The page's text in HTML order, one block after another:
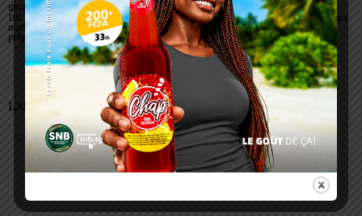
SWEDD+ Togo / ECOLE
DE LA CHANCE : les
maitres-artisans se
préparent à transmettre
Glory Night 2026: Sonnie
Badu fait chanter des
milliers de personnes à
Lomé
Vogan : AGRI-ESPOIR
récompense les meilleurs
talents
LAISSER UN COMMENTAIRE